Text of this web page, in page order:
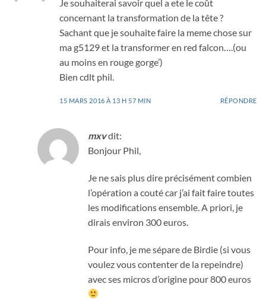
Je souhaiterai savoir quel a ete le coût
concernant la transformation de la tête ?
Sachant que je souhaite faire la meme chose sur
ma g5129 et la transformer en red falcon….(ou
au moins en rouge gorge’)
Bien cdlt phil.
15 MARS 2016 À 13 H 57 MIN RÉPONDRE
mxvdit:
Bonjour Phil,
Je ne sais plus dire précisément combien
l’opération a couté car j’ai fait faire toutes
les modifications ensemble. A priori, je
dirais environ 300 euros.
Pour info, je me sépare de Birdie (si vous
voulez vous contenter de la repeindre)
avec ses micros d’origine pour 800 euros